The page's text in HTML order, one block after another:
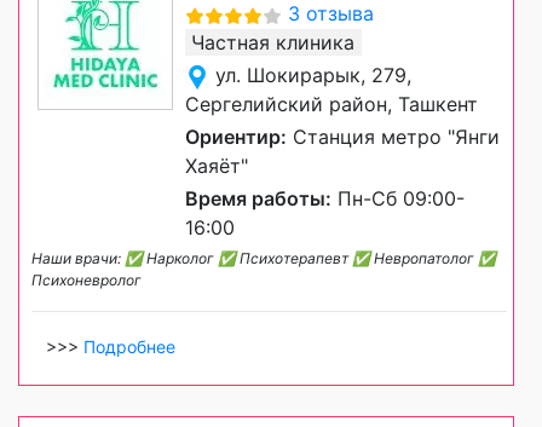
3 отзыва
Частная клиника
ул. Шокирарык, 279,
Сергелийский район, Ташкент
Ориентир: Станция метро "Янги
Хаяёт"
Время работы: Пн-Сб 09:00-
16:00
Наши врачи: ✅ Нарколог ✅ Психотерапевт ✅ Невропатолог ✅
Психоневролог
>>> Подробнее